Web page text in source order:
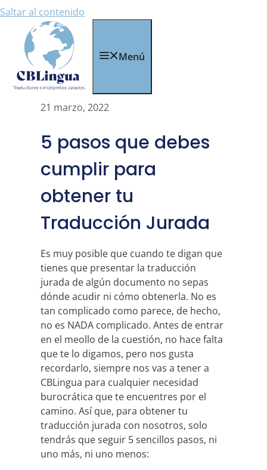
Saltar al contenido
Menú
21 marzo, 2022
5 pasos que debes
cumplir para
obtener tu
Traducción Jurada
Es muy posible que cuando te digan que
tienes que presentar la traducción
jurada de algún documento no sepas
dónde acudir ni cómo obtenerla. No es
tan complicado como parece, de hecho,
no es NADA complicado. Antes de entrar
en el meollo de la cuestión, no hace falta
que te lo digamos, pero nos gusta
recordarlo, siempre nos vas a tener a
CBLingua para cualquier necesidad
burocrática que te encuentres por el
camino. Así que, para obtener tu
traducción jurada con nosotros, solo
tendrás que seguir 5 sencillos pasos, ni
uno más, ni uno menos: